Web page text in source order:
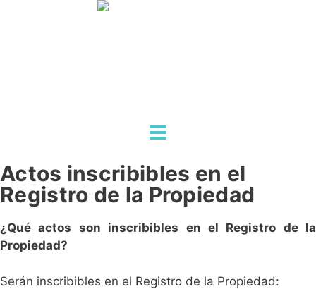
Actos inscribibles en el
Registro de la Propiedad
¿Qué actos son inscribibles en el Registro de la
Propiedad?
Serán inscribibles en el Registro de la Propiedad: